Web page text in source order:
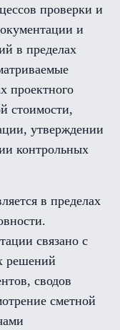
проверки и
и
в пределах
проектного
стоимости,
утверждении
контрольных
в пределах
связано с
решений
сводов
сметной